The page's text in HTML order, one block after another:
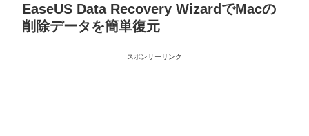
EaseUS Data Recovery WizardでMacの
削除データを簡単復元
スポンサーリンク